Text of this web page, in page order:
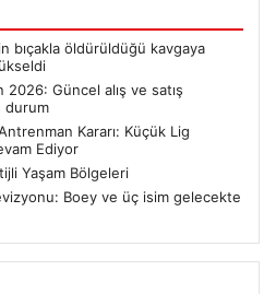
bıçakla öldürüldüğü kavgaya
2026: Güncel alış ve satış
durum
Kararı: Küçük Lig
Ediyor
Yaşam Bölgeleri
Boey ve üç isim gelecekte